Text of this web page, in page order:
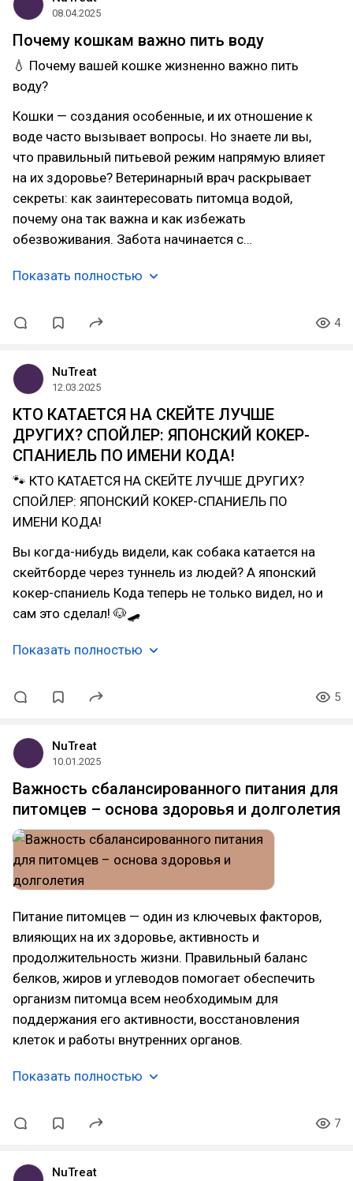
08.04.2025
Почему кошкам важно пить воду
💧 Почему вашей кошке жизненно важно пить
воду?
Кошки — создания особенные, и их отношение к
воде часто вызывает вопросы. Но знаете ли вы,
что правильный питьевой режим напрямую влияет
на их здоровье? Ветеринарный врач раскрывает
секреты: как заинтересовать питомца водой,
почему она так важна и как избежать
обезвоживания. Забота начинается с…
Показать полностью
4
NuTreat
12.03.2025
КТО КАТАЕТСЯ НА СКЕЙТЕ ЛУЧШЕ
ДРУГИХ? СПОЙЛЕР: ЯПОНСКИЙ КОКЕР-
СПАНИЕЛЬ ПО ИМЕНИ КОДА!
🐾 КТО КАТАЕТСЯ НА СКЕЙТЕ ЛУЧШЕ ДРУГИХ?
СПОЙЛЕР: ЯПОНСКИЙ КОКЕР-СПАНИЕЛЬ ПО
ИМЕНИ КОДА!
Вы когда-нибудь видели, как собака катается на
скейтборде через туннель из людей? А японский
кокер-спаниель Кода теперь не только видел, но и
сам это сделал! 🐶🛹
Показать полностью
5
NuTreat
10.01.2025
Важность сбалансированного питания для
питомцев – основа здоровья и долголетия
Питание питомцев — один из ключевых факторов,
влияющих на их здоровье, активность и
продолжительность жизни. Правильный баланс
белков, жиров и углеводов помогает обеспечить
организм питомца всем необходимым для
поддержания его активности, восстановления
клеток и работы внутренних органов.
Показать полностью
7
NuTreat